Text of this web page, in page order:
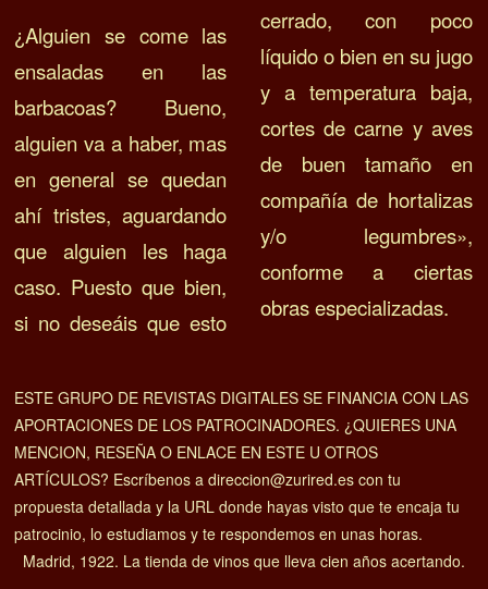
¿Alguien se come las
ensaladas en las
barbacoas? Bueno,
alguien va a haber, mas
en general se quedan
ahí tristes, aguardando
que alguien les haga
caso. Puesto que bien,
si no deseáis que esto
cerrado, con poco
líquido o bien en su jugo
y a temperatura baja,
cortes de carne y aves
de buen tamaño en
compañía de hortalizas
y/o legumbres»,
conforme a ciertas
obras especializadas.
ESTE GRUPO DE REVISTAS DIGITALES SE FINANCIA CON LAS
APORTACIONES DE LOS PATROCINADORES. ¿QUIERES UNA
MENCION, RESEÑA O ENLACE EN ESTE U OTROS
ARTÍCULOS? Escríbenos a direccion@zurired.es con tu
propuesta detallada y la URL donde hayas visto que te encaja tu
patrocinio, lo estudiamos y te respondemos en unas horas.
Madrid, 1922. La tienda de vinos que lleva cien años acertando.